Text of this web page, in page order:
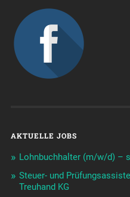
AKTUELLE JOBS
Lohnbuchhalter (m/w/d) –
Steuer- und
Treuhand KG